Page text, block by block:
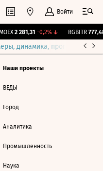
Войти
2 281,31 -0,2%↓ RGBITR 777,48
динамика, прогнозы
Наши проекты
ВЕДЫ
Город
Аналитика
Промышленность
Наука